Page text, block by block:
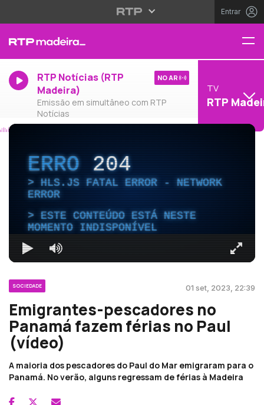
Entrar
RTP Notícias (RTP
Madeira)
Emissão em simultâneo com RTP
Notícias
NO AR
TV
RTP
ERRO204
HLS.JS FATAL ERROR - NETWORK
ERROR
ESTE CONTEÚDO ESTÁ NESTE
MOMENTO INDISPONÍVEL
SOCIEDADE 01 set, 2023, 22:39
Emigrantes-pescadores no
Panamá fazem férias no Paul
(vídeo)
A maioria dos pescadores do Paul do Mar emigraram para o
Panamá. No verão, alguns regressam de férias à Madeira